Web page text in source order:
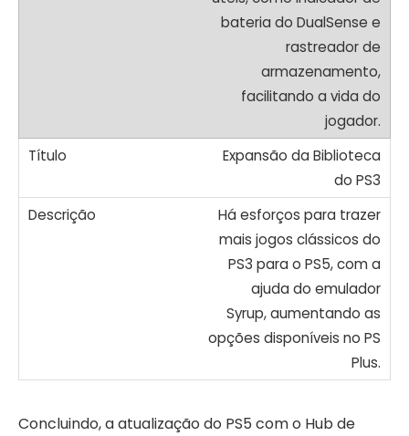
bateria do DualSense e
rastreador de
armazenamento,
facilitando a vida do
jogador.
Expansão da Biblioteca
do PS3
Há esforços para trazer
mais jogos clássicos do
PS3 para o PS5, com a
ajuda do emulador
Syrup, aumentando as
opções disponíveis no PS
Plus.
Concluindo, a atualização do PS5 com o Hub de